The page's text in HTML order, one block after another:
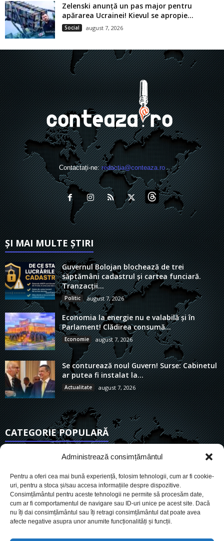
Administrează consimțământul
Pentru a oferi cea mai bună experiență, folosim tehnologii, cum ar fi cookie-
uri, pentru a stoca și/sau accesa informațiile despre dispozitive.
Consimțământul pentru aceste tehnologii ne permite să procesăm date,
cum ar fi comportamentul de navigare sau ID-uri unice pe acest site. Dacă
nu îți dai consimțământul sau îți retragi consimțământul dat poate avea
afecte negative asupra unor anumite funcționalități și funcții.
Zelenski anunță un pas major pentru
apărarea Ucrainei! Kievul se apropie...
Social august 7, 2026
Contactați-ne:redactia@conteaza.ro
ȘI MAI MULTE ȘTIRI
Guvernul Bolojan blochează de trei
săptămâni cadastrul și cartea funciară.
Tranzacții...
Politic august 7, 2026
Economia la energie nu e valabilă și în
Parlament! Clădirea consumă...
Economie august 7, 2026
Se conturează noul Guvern! Surse: Cabinetul
ar putea fi instalat la...
Actualitate august 7, 2026
CATEGORIE POPULARĂ
6906
Social
Politic
Economie